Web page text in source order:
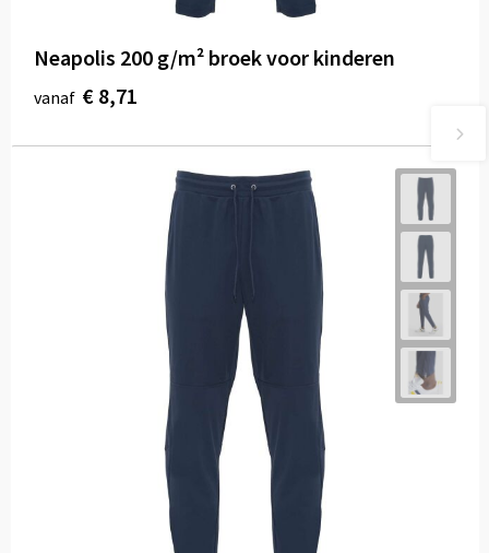
Neapolis 200 g/m² broek voor kinderen
vanaf € 8,71